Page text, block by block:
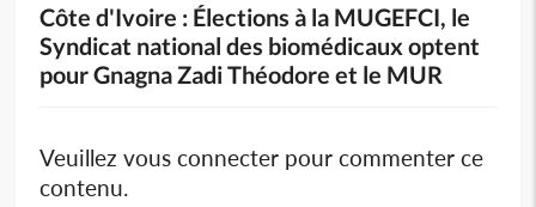
Côte d'Ivoire : Élections à la MUGEFCI, le
Syndicat national des biomédicaux optent
pour Gnagna Zadi Théodore et le MUR
Veuillez vous connecter pour commenter ce
contenu.